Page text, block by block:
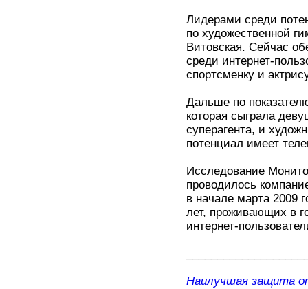
Лидерами среди
по художественной
Витовская. Сейчас
среди интернет-
спортсменку и
Дальше по
которая сыграла
суперагента, и
потенциал имеет
Исследование
проводилось
в начале марта 2009
лет, проживающих в
интернет-
Наилучшая защита